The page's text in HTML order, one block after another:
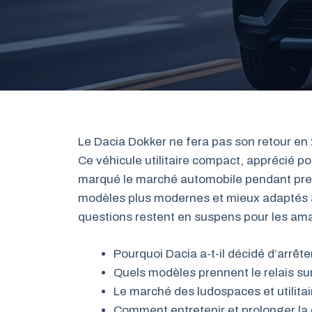
Le Dacia Dokker ne fera pas son retour
Ce véhicule utilitaire compact, apprécié
marqué le marché automobile pendant
modèles plus modernes et mieux
questions restent en suspens pour les
Pourquoi Dacia a-t-il décidé
Quels modèles prennent le relais
Le marché des ludospaces et